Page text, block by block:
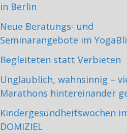
in Berlin
Neue Beratungs- und
Seminarangebote im
Begleiteten statt Verbieten
Unglaublich, wahnsinnig –
Marathons hintereinander
Kindergesundheitswochen
DOMIZIEL